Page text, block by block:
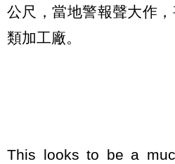
公尺，當地警報聲大作
類加工廠。
This looks to be a